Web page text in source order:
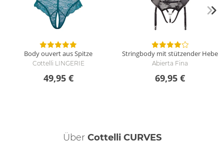
Body ouvert aus Spitze
Cottelli LINGERIE
49,95 €
Stringbody mit stützender Hebe
Abierta Fina
69,95 €
Über Cottelli CURVES